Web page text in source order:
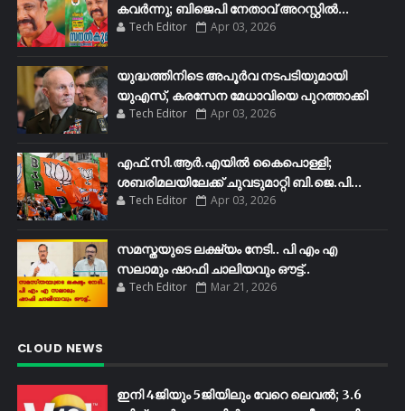
കവർന്നു; ബിജെപി നേതാവ് അറസ്റ്റിൽ...
Tech Editor Apr 03, 2026
യുദ്ധത്തിനിടെ അപൂർവ നടപടിയുമായി
യുഎസ്, കരസേന മേധാവിയെ പുറത്താക്കി
Tech Editor Apr 03, 2026
എഫ്​.സി.ആർ.എയിൽ കൈപൊള്ളി;
ശബരിമലയിലേക്ക്​ ചുവടുമാറ്റി ബി.ജെ.പി...
Tech Editor Apr 03, 2026
സമസ്തയുടെ ലക്ഷ്യം നേടി.. പി എം എ
സലാമും ഷാഫി ചാലിയവും ഔട്ട്..
Tech Editor Mar 21, 2026
CLOUD NEWS
ഇനി 4ജിയും 5ജിയിലും വേറെ ലെവൽ; 3.6